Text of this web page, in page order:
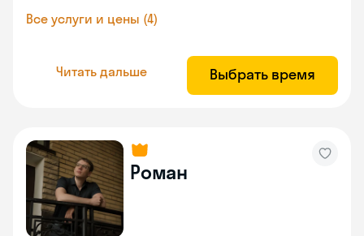
Все услуги и цены (4)
Читать дальше Выбрать время
Роман